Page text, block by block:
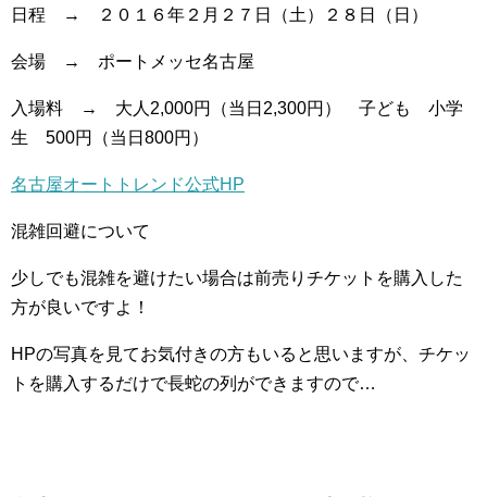
日程 → ２０１６年２月２７日（土）２８日（日）
会場 → ポートメッセ名古屋
入場料 → 大人2,000円（当日2,300円） 子ども 小学
生 500円（当日800円）
名古屋オートトレンド公式HP
混雑回避について
少しでも混雑を避けたい場合は前売りチケットを購入した
方が良いですよ！
HPの写真を見てお気付きの方もいると思いますが、チケッ
トを購入するだけで長蛇の列ができますので…